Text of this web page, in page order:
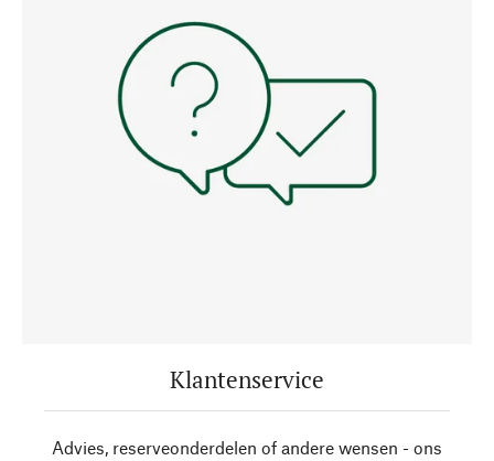
Klantenservice
Advies, reserveonderdelen of andere wensen - ons